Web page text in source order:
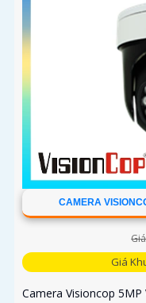
CAMERA
Giá
Camera Visioncop 5MP